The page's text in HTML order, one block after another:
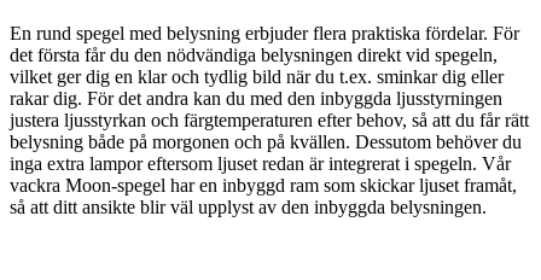
En rund spegel med belysning erbjuder flera praktiska fördelar. För
det första får du den nödvändiga belysningen direkt vid spegeln,
vilket ger dig en klar och tydlig bild när du t.ex. sminkar dig eller
rakar dig. För det andra kan du med den inbyggda ljusstyrningen
justera ljusstyrkan och färgtemperaturen efter behov, så att du får rätt
belysning både på morgonen och på kvällen. Dessutom behöver du
inga extra lampor eftersom ljuset redan är integrerat i spegeln. Vår
vackra Moon-spegel har en inbyggd ram som skickar ljuset framåt,
så att ditt ansikte blir väl upplyst av den inbyggda belysningen.